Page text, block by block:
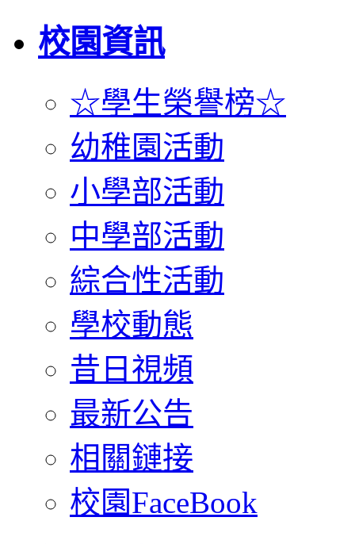
校園資訊
☆學生榮譽榜☆
幼稚園活動
小學部活動
中學部活動
綜合性活動
學校動態
昔日視頻
最新公告
相關鏈接
校園FaceBook